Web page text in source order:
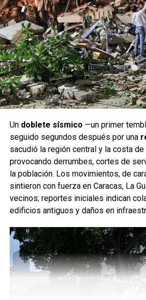
Un doblete sísmico —un primer
seguido segundos después por una
sacudió la región central y la costa de
provocando derrumbes, cortes de
la población. Los movimientos, de
sintieron con fuerza en Caracas, La
vecinos; reportes iniciales indican
edificios antiguos y daños en